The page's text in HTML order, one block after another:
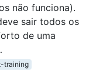
não funciona).
sair todos os
de uma
training